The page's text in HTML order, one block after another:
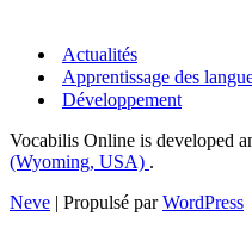
Actualités
Apprentissage des
Développement
Vocabilis Online is developed
(Wyoming, USA) .
Neve | Propulsé parWordPress